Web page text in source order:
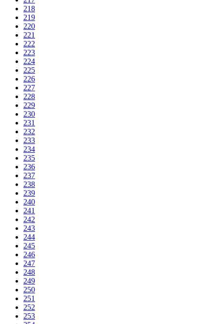
218
219
220
221
222
223
224
225
226
227
228
229
230
231
232
233
234
235
236
237
238
239
240
241
242
243
244
245
246
247
248
249
250
251
252
253